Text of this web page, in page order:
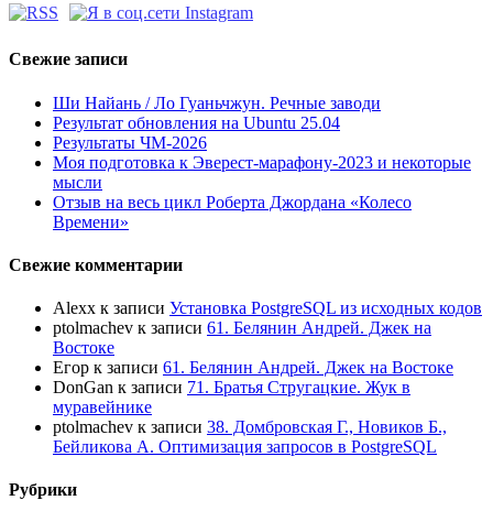
Свежие записи
Ши Найань / Ло Гуаньчжун. Речные заводи
Результат обновления на Ubuntu 25.04
Результаты ЧМ-2026
Моя подготовка к Эверест-марафону-2023 и некоторые
мысли
Отзыв на весь цикл Роберта Джордана «Колесо
Времени»
Свежие комментарии
Alexx к записи Установка PostgreSQL из исходных кодов
ptolmachev к записи 61. Белянин Андрей. Джек на
Востоке
Егор к записи 61. Белянин Андрей. Джек на Востоке
DonGan к записи 71. Братья Стругацкие. Жук в
муравейнике
ptolmachev к записи 38. Домбровская Г., Новиков Б.,
Бейликова А. Оптимизация запросов в PostgreSQL
Рубрики